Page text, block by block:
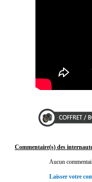
Commentaire(s) des
Aucun
Laisser votre